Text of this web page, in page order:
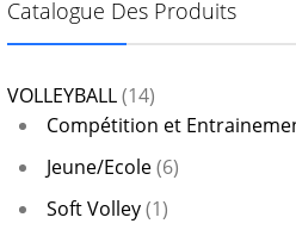
Catalogue Des Produits
VOLLEYBALL(14)
Compétition et
Jeune/Ecole(6)
Soft Volley(1)